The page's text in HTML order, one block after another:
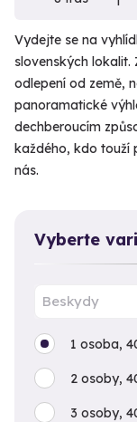
Vydejte se na
slovenských
odlepení od země,
panoramatické
dechberoucím
každého, kdo touží
nás.
Vyberte
1 osoba,
2 osoby,
3 osoby,